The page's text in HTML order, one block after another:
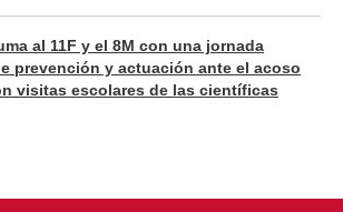
al 11F y el 8M con una jornada
prevención y actuación ante el acoso
visitas escolares de las científicas